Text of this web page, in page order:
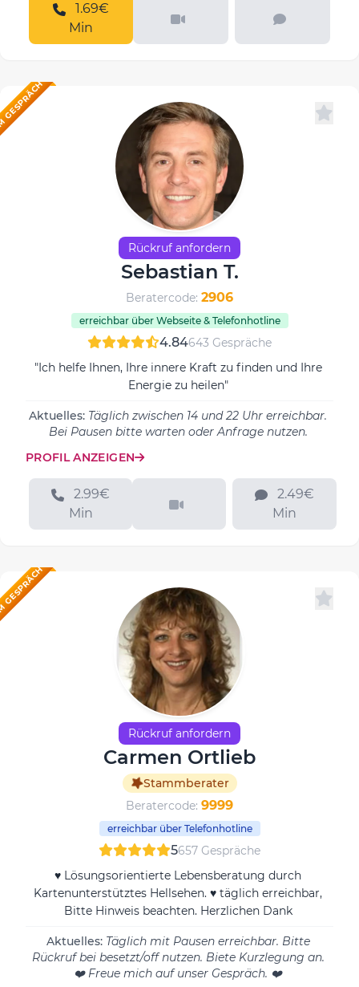
1.69€
Min
Rückruf anfordern
Sebastian T.
Beratercode: 2906
erreichbar über Webseite & Telefonhotline
4.84643 Gespräche
"Ich helfe Ihnen, Ihre innere Kraft zu finden und Ihre
Energie zu heilen"
Aktuelles: Täglich zwischen 14 und 22 Uhr erreichbar.
Bei Pausen bitte warten oder Anfrage nutzen.
PROFIL ANZEIGEN
2.99€
Min
Min
Rückruf anfordern
Carmen Ortlieb
Stammberater
Beratercode: 9999
erreichbar über Telefonhotline
5657 Gespräche
♥ Lösungsorientierte Lebensberatung durch
Kartenunterstütztes Hellsehen. ♥ täglich erreichbar,
Bitte Hinweis beachten. Herzlichen Dank
Aktuelles: Täglich mit Pausen erreichbar. Bitte
Rückruf bei besetzt/off nutzen. Biete Kurzlegung an.
❤️ Freue mich auf unser Gespräch. ❤️